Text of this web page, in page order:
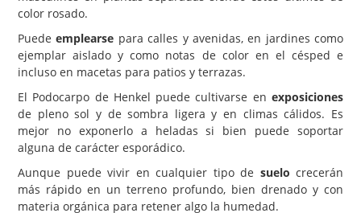
color rosado.
Puedeemplearse para calles y avenidas, en jardines como
ejemplar aislado y como notas de color en el césped e
incluso en macetas para patios y terrazas.
El Podocarpo de Henkel puede cultivarse en exposiciones
de pleno sol y de sombra ligera y en climas cálidos. Es
mejor no exponerlo a heladas si bien puede soportar
alguna de carácter esporádico.
Aunque puede vivir en cualquier tipo de suelo crecerán
más rápido en un terreno profundo, bien drenado y con
materia orgánica para retener algo la humedad.